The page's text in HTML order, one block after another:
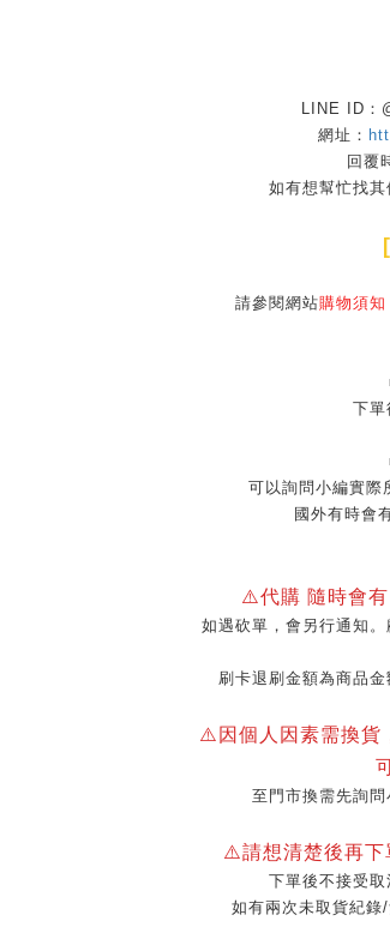
LINE ID：
網址：
回覆
如有想幫忙找
[
請參閱網站購物須知
下單
可以詢問小編實際
國外有時會
⚠️代購 隨時會
如遇砍單，會另行通知
刷卡退刷金額為商品金
⚠️因個人因素需換貨
至門市換需先詢
⚠️請想清楚後再下
下單後不接受取
如有兩次未取貨紀錄